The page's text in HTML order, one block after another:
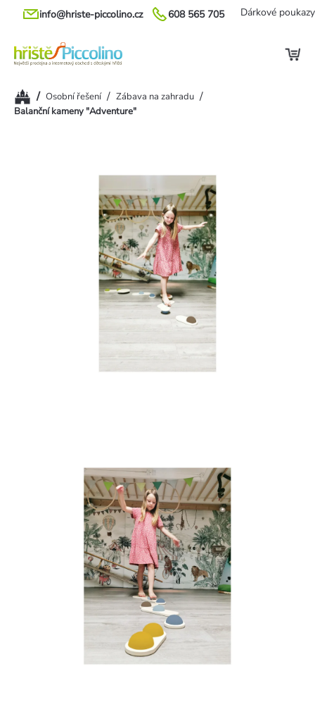
Přejít
608 565 705
info@hriste-piccolino.cz Dárkové poukazy
Domů/ Osobní řešení / Zábava na zahradu /
Balanční kameny "Adventure"